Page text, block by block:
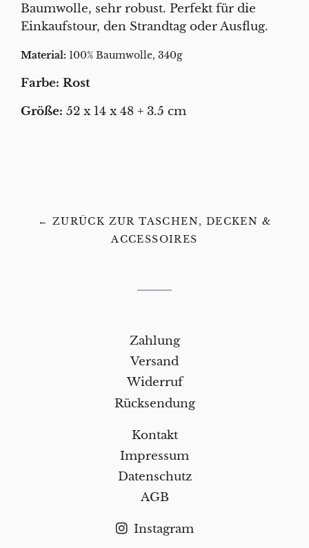
Baumwolle, sehr robust. Perfekt für die
Einkaufstour, den Strandtag oder Ausflug.
Material: 100% Baumwolle, 340g
Farbe: Rost
Größe: 52 x 14 x 48 + 3.5 cm
← ZURÜCK ZUR TASCHEN, DECKEN &
ACCESSOIRES
Zahlung
Versand
Widerruf
Rücksendung
Kontakt
Impressum
Datenschutz
AGB
Instagram